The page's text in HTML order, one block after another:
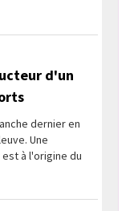
d'un
dernier en
Une
à l'origine du